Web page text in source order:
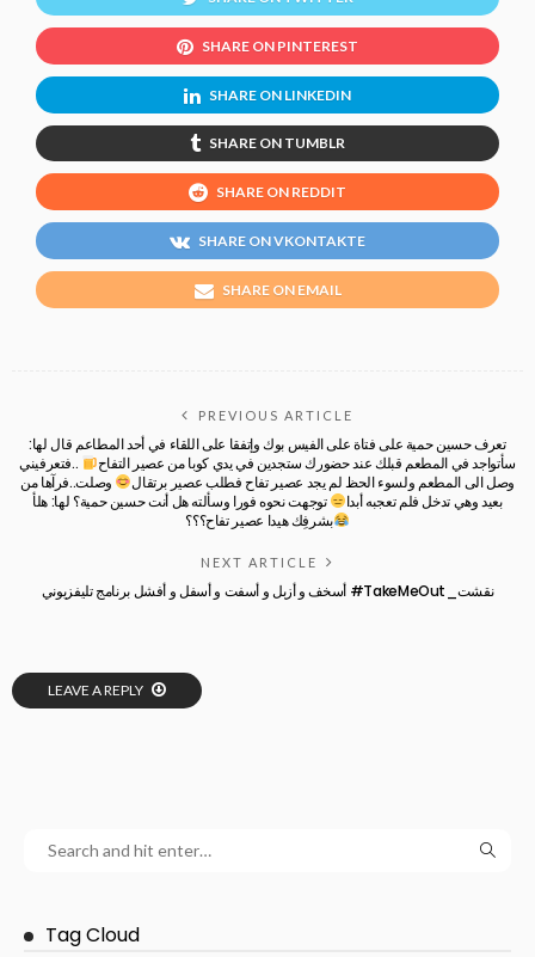
SHARE ON PINTEREST
SHARE ON LINKEDIN
SHARE ON TUMBLR
SHARE ON REDDIT
SHARE ON VKONTAKTE
SHARE ON EMAIL
PREVIOUS ARTICLE
تعرف حسين حمية على فتاة على الفيس بوك وإتفقا على اللقاء في أحد المطاعم قال لها:
سأتواجد في المطعم قبلك عند حضورك ستجدين في يدي كوبا من عصير التفاح
..فتعرفيني
وصل الى المطعم ولسوء الحظ لم يجد عصير تفاح فطلب عصير برتقال
وصلت..فرآها من
بعيد وهي تدخل فلم تعجبه أبدا
توجهت نحوه فورا وسألته هل أنت حسين حمية؟ لها: هلأ
بشرفِك هيدا عصير تفاح؟؟؟
NEXT ARTICLE
أسخف و أزبل و أسفت و أسفل و أفشل برنامج تليفزيوني #TakeMeOut_نقشت
LEAVE A REPLY
Tag Cloud